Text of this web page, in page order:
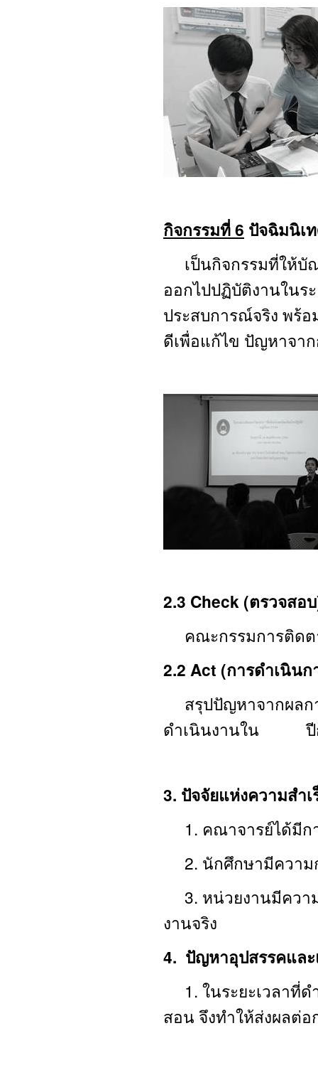
กิจกรรมที่ 6 ปัจฉิมนิ
เป็นกิจกรรมที่ให้
ออกไปปฏิบัติงานในร
ประสบการณ์จริง พร้
ดีเพื่อแก้ไข ปัญหาจา
2.3 Check (ตรวจสอ
คณะกรรมการติดต
2.2 Act (การดำเนินก
สรุปปัญหาจากผลก
ดำเนินงานใน ปีก
3. ปัจจัยแห่งความสำเ
1. คณาจารย์ได้มีก
2. นักศึกษามีความ
3. หน่วยงานมีควา
งานจริง
4. ปัญหาอุปสรรคแล
1. ในระยะเวลาที่ด
สอน จึงทำให้ส่งผลต่